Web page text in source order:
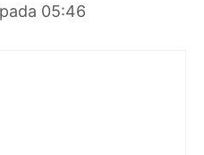
05:46